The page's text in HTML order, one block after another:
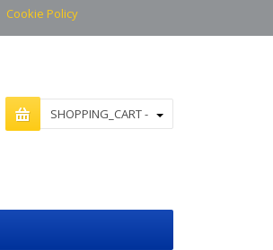
Cookie Policy
SHOPPING_CART -